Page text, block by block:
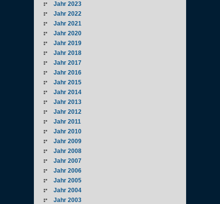
Jahr 2023
Jahr 2022
Jahr 2021
Jahr 2020
Jahr 2019
Jahr 2018
Jahr 2017
Jahr 2016
Jahr 2015
Jahr 2014
Jahr 2013
Jahr 2012
Jahr 2011
Jahr 2010
Jahr 2009
Jahr 2008
Jahr 2007
Jahr 2006
Jahr 2005
Jahr 2004
Jahr 2003